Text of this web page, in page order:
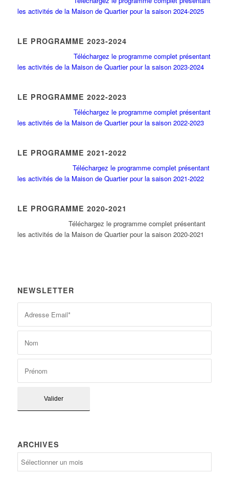
les activités de la Maison de Quartier pour la saison 2024-2025
LE PROGRAMME 2023-2024
Téléchargez le programme complet présentant
les activités de la Maison de Quartier pour la saison 2023-2024
LE PROGRAMME 2022-2023
Téléchargez le programme complet présentant
les activités de la Maison de Quartier pour la saison 2022-2023
LE PROGRAMME 2021-2022
Téléchargez le programme complet présentant
les activités de la Maison de Quartier pour la saison 2021-2022
LE PROGRAMME 2020-2021
Téléchargez le programme complet présentant
les activités de la Maison de Quartier pour la saison 2020-2021
NEWSLETTER
ARCHIVES